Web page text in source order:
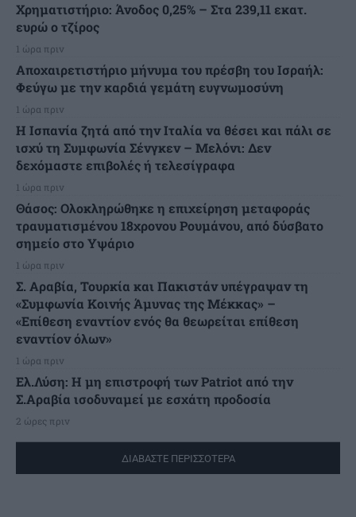
Χρηματιστήριο: Άνοδος 0,25% – Στα 239,11 εκατ.
ευρώ ο τζίρος
1 ώρα πριν
Αποχαιρετιστήριο μήνυμα του πρέσβη του Ισραήλ:
Φεύγω με την καρδιά γεμάτη ευγνωμοσύνη
1 ώρα πριν
H Ισπανία ζητά από την Ιταλία να θέσει και πάλι σε
ισχύ τη Συμφωνία Σένγκεν – Μελόνι: Δεν
δεχόμαστε επιβολές ή τελεσίγραφα
1 ώρα πριν
Θάσος: Ολοκληρώθηκε η επιχείρηση μεταφοράς
τραυματισμένου 18χρονου Ρουμάνου, από δύσβατο
σημείο στο Υψάριο
1 ώρα πριν
Σ. Αραβία, Τουρκία και Πακιστάν υπέγραψαν τη
«Συμφωνία Κοινής Άμυνας της Μέκκας» –
«Επίθεση εναντίον ενός θα θεωρείται επίθεση
εναντίον όλων»
1 ώρα πριν
Ελ.Λύση: Η μη επιστροφή των Patriot από την
Σ.Αραβία ισοδυναμεί με εσχάτη προδοσία
2 ώρες πριν
ΔΙΑΒΑΣΤΕ ΠΕΡΙΣΣΟΤΕΡΑ